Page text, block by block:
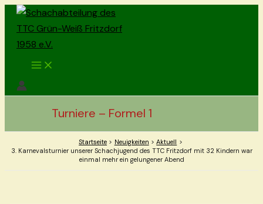
Zum
Inhalt
springen
Main
Menu
Turniere – Formel 1
Startseite Neuigkeiten
Aktuell
3. Karnevalsturnier unserer Schachjugend des TTC Fritzdorf mit 32 Kindern war
einmal mehr ein gelungener Abend